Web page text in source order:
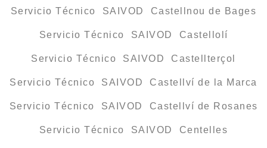
Servicio Técnico SAIVOD Castellnou de Bages
Servicio Técnico SAIVOD Castellolí
Servicio Técnico SAIVOD Castellterçol
Servicio Técnico SAIVOD Castellví de la Marca
Servicio Técnico SAIVOD Castellví de Rosanes
Servicio Técnico SAIVOD Centelles